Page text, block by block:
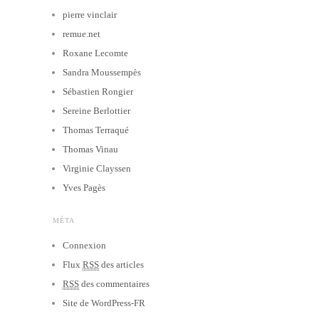
pierre vinclair
remue.net
Roxane Lecomte
Sandra Moussempès
Sébastien Rongier
Sereine Berlottier
Thomas Terraqué
Thomas Vinau
Virginie Clayssen
Yves Pagès
MÉTA
Connexion
Flux RSS des articles
RSS des commentaires
Site de WordPress-FR